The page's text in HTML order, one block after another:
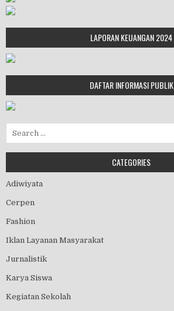
LAPORAN KEUANGAN 2024
DAFTAR INFORMASI PUBLIK
CATEGORIES
Adiwiyata
Cerpen
Fashion
Iklan Layanan Masyarakat
Jurnalistik
Karya Siswa
Kegiatan Sekolah